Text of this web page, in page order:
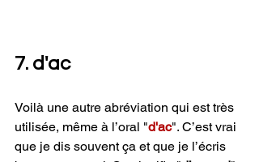
7. d'ac
Voilà une autre abréviation qui est très
utilisée, même à l’oral "d'ac". C’est vrai
que je dis souvent ça et que je l’écris